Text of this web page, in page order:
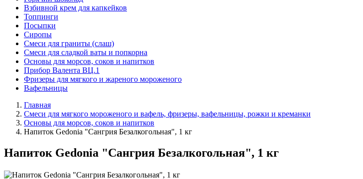
Взбивной крем для капкейков
Топпинги
Посыпки
Сиропы
Смеси для граниты (слаш)
Смеси для сладкой ваты и попкорна
Основы для морсов, соков и напитков
Прибор Валента ВЦ.1
Фризеры для мягкого и жареного мороженого
Вафельницы
Главная
Смеси для мягкого мороженого и вафель, фризеры, вафельницы, рожки и креманки
Основы для морсов, соков и напитков
Напиток Gedonia "Сангрия Безалкогольная", 1 кг
Напиток Gedonia "Сангрия Безалкогольная", 1 кг